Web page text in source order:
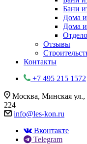
Бани
Дома
Дома
Отзывы
Контакты
+7 495 215 1572
Москва, Минская
224
info@les-kon.ru
Вконтакте
Telegram